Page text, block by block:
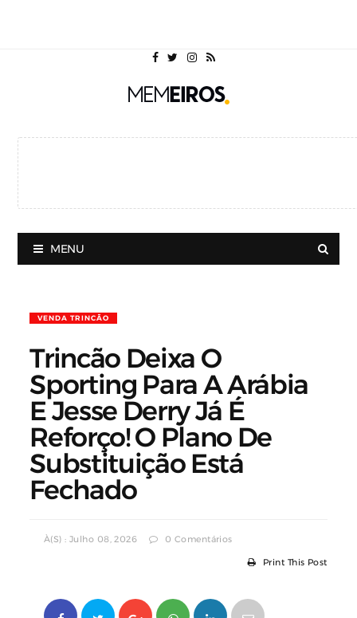
MENU
VENDA TRINCÃO
Trincão Deixa O
Sporting Para A Arábia
E Jesse Derry Já É
Reforço! O Plano De
Substituição Está
Fechado
À(s) : Julho 08, 2026 0 Comentários
Print This Post